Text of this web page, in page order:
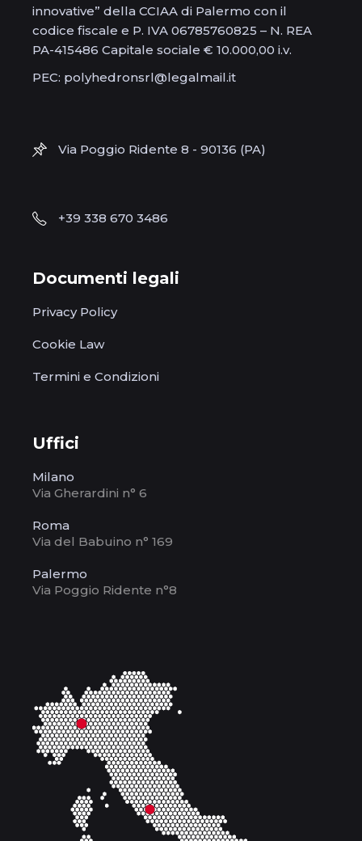
innovative” della CCIAA di Palermo con il
codice fiscale e P. IVA 06785760825 – N. REA
PA-415486 Capitale sociale € 10.000,00 i.v.
PEC: polyhedronsrl@legalmail.it
Via Poggio Ridente 8 - 90136 (PA)
+39 338 670 3486
Documenti legali
Privacy Policy
Cookie Law
Termini e Condizioni
Uffici
Milano
Via Gherardini n° 6
Roma
Via del Babuino n° 169
Palermo
Via Poggio Ridente n°8